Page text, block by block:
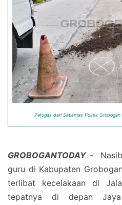
Petugas dari Satlantas Polres
GROBOGANTODAY- Nasib
guru di Kabupaten
terlibat kecelakaan di
tepatnya di depan